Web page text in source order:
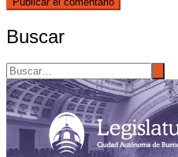
Buscar